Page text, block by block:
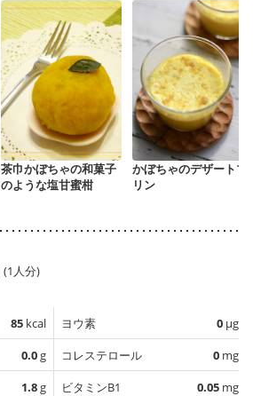
茶巾かぼちゃの和菓子
のような塩甘蜜柑
かぼちゃのデザートプ
リン
(1人分)
85 kcal
0.0g
1.8g
ヨウ素 0 µg
コレステロール
0 mg
ビタミンB1
0.05 mg